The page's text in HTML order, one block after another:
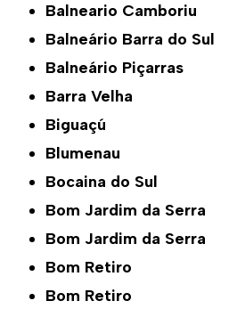
Balneario Camboriu
Balneário Barra do Sul
Balneário Piçarras
Barra Velha
Biguaçú
Blumenau
Bocaina do Sul
Bom Jardim da Serra
Bom Jardim da Serra
Bom Retiro
Bom Retiro